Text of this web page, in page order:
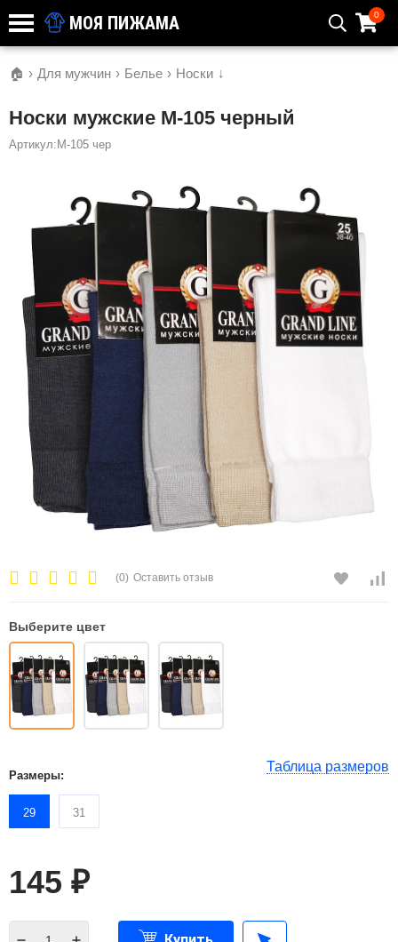
МОЯ ПИЖАМА 0
🏠 › Для мужчин › Белье › Носки ↓
Носки мужские М-105 черный
Артикул:М-105 чер
(0) Оставить отзыв
Выберите цвет
Таблица размеров
Размеры:
29 31
145 ₽